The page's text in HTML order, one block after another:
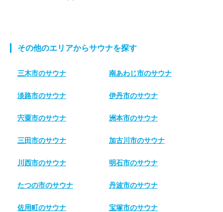
その他のエリアからサウナを探す
三木市のサウナ 南あわじ市のサウナ
淡路市のサウナ 伊丹市のサウナ
宍粟市のサウナ 洲本市のサウナ
三田市のサウナ 加古川市のサウナ
川西市のサウナ 明石市のサウナ
たつの市のサウナ 丹波市のサウナ
佐用町のサウナ 宝塚市のサウナ